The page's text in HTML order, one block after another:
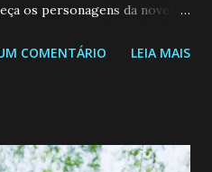
os personagens da novela?
GUADALUPE (Camila
o homem que realmente
COMENTÁRIO LEIA MAIS